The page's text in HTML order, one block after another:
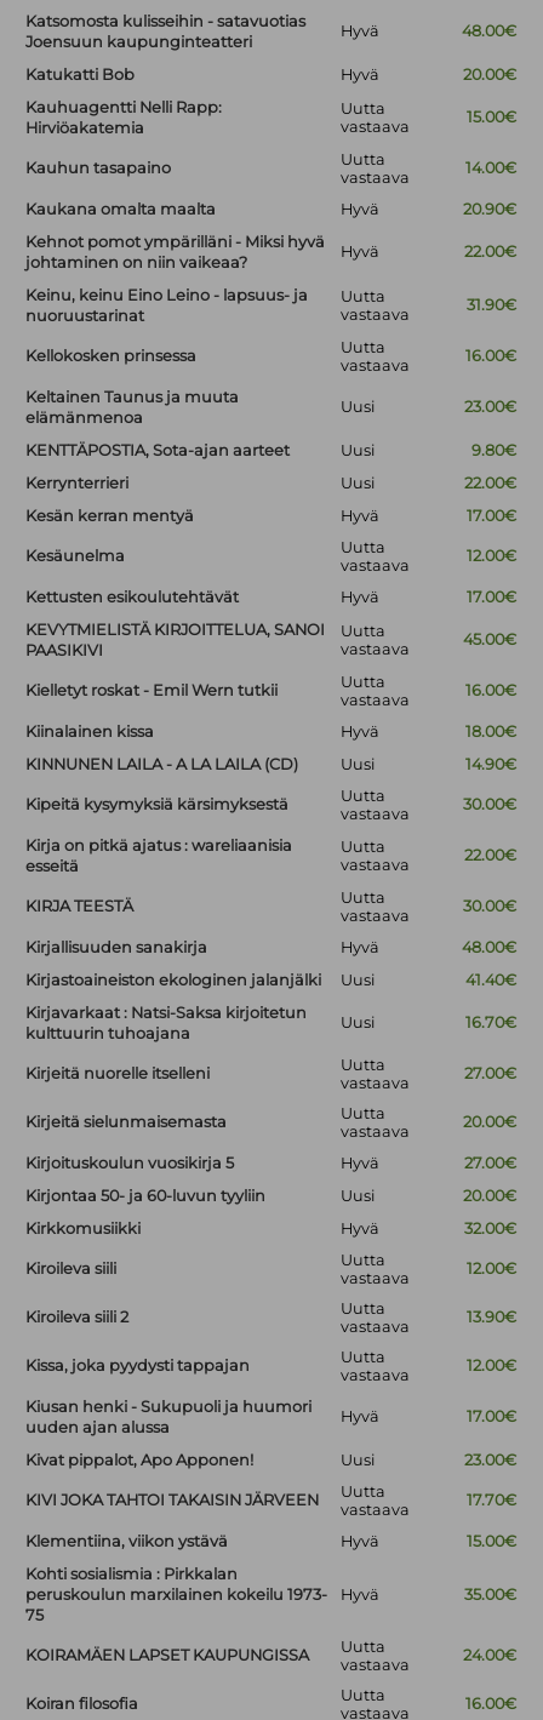
Katsomosta kulisseihin - satavuotias
Joensuun kaupunginteatteri
Hyvä 48.00€
Katukatti Bob Hyvä
20.00€
Kauhuagentti Nelli Rapp:
Hirviöakatemia
Uutta
vastaava
15.00€
Kauhun tasapaino
Uutta
vastaava
14.00€
Kaukana omalta maalta Hyvä
20.90€
Kehnot pomot ympärilläni - Miksi hyvä
johtaminen on niin vaikeaa?
Hyvä 22.00€
Keinu, keinu Eino Leino - lapsuus- ja
nuoruustarinat
Uutta
vastaava
31.90€
Kellokosken prinsessa
Uutta
vastaava
16.00€
Keltainen Taunus ja muuta
elämänmenoa
Uusi 23.00€
KENTTÄPOSTIA, Sota-ajan aarteet Uusi
9.80€
Kerrynterrieri
Uusi
22.00€
Kesän kerran mentyä
Hyvä 17.00€
Kesäunelma
Uutta
vastaava
12.00€
Kettusten esikoulutehtävät Hyvä
17.00€
KEVYTMIELISTÄ KIRJOITTELUA, SANOI
PAASIKIVI
Uutta
vastaava
45.00€
Kielletyt roskat - Emil Wern tutkii
Uutta
vastaava
16.00€
Kiinalainen kissa Hyvä
18.00€
KINNUNEN LAILA - A LA LAILA (CD)
Uusi 14.90€
Kipeitä kysymyksiä kärsimyksestä
Uutta
vastaava
30.00€
Kirja on pitkä ajatus : wareliaanisia
esseitä
Uutta
vastaava
22.00€
KIRJA TEESTÄ
Uutta
vastaava
30.00€
Kirjallisuuden sanakirja Hyvä
48.00€
Kirjastoaineiston ekologinen jalanjälki
Uusi
41.40€
Kirjavarkaat : Natsi-Saksa kirjoitetun
kulttuurin tuhoajana
Uusi 16.70€
Kirjeitä nuorelle itselleni
Uutta
vastaava
27.00€
Kirjeitä sielunmaisemasta
Uutta
vastaava
20.00€
Kirjoituskoulun vuosikirja 5 Hyvä
27.00€
Kirjontaa 50- ja 60-luvun tyyliin
Uusi
20.00€
Kirkkomusiikki
Hyvä 32.00€
Kiroileva siili
Uutta
vastaava
12.00€
Kiroileva siili 2
Uutta
vastaava
13.90€
Kissa, joka pyydysti tappajan
Uutta
vastaava
12.00€
Kiusan henki - Sukupuoli ja huumori
uuden ajan alussa
Hyvä 17.00€
Kivat pippalot, Apo Apponen! Uusi 23.00€
KIVI JOKA TAHTOI TAKAISIN JÄRVEEN
Uutta
vastaava
17.70€
Klementiina, viikon ystävä Hyvä
15.00€
Kohti sosialismia : Pirkkalan
peruskoulun marxilainen kokeilu 1973-
75
Hyvä 35.00€
KOIRAMÄEN LAPSET KAUPUNGISSA
Uutta
vastaava
24.00€
Koiran filosofia
Uutta
vastaava
16.00€